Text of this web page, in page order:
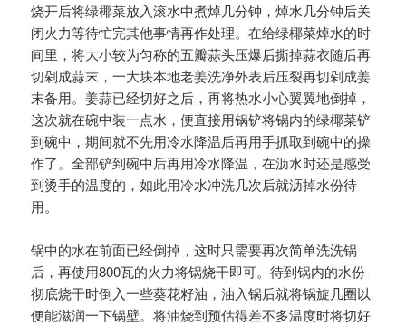
烧开后将绿椰菜放入滚水中煮焯几分钟，焯水几分钟后关
闭火力等待忙完其他事情再作处理。在给绿椰菜焯水的时
间里，将大小较为匀称的五瓣蒜头压爆后撕掉蒜衣随后再
切剁成蒜末，一大块本地老姜洗净外表后压裂再切剁成姜
末备用。姜蒜已经切好之后，再将热水小心翼翼地倒掉，
这次就在碗中装一点水，便直接用锅铲将锅内的绿椰菜铲
到碗中，期间就不先用冷水降温后再用手抓取到碗中的操
作了。全部铲到碗中后再用冷水降温，在沥水时还是感受
到烫手的温度的，如此用冷水冲洗几次后就沥掉水份待
用。
锅中的水在前面已经倒掉，这时只需要再次简单洗洗锅
后，再使用800瓦的火力将锅烧干即可。待到锅内的水份
彻底烧干时倒入一些葵花籽油，油入锅后就将锅旋几圈以
便能滋润一下锅壁。将油烧到预估得差不多温度时将切好